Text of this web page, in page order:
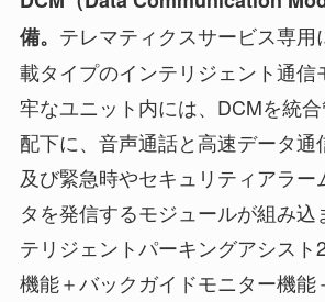
備。 テレマティクスサービス専用
載タイプのインテリジェント通信
牢なユニット内には、DCMを統
配下に、音声通話と高速データ通
及び緊急時やセキュリティアラー
タを発信するモジュールが組み込
テリジェントパーキングアシスト
機能＋バックガイドモニター機能